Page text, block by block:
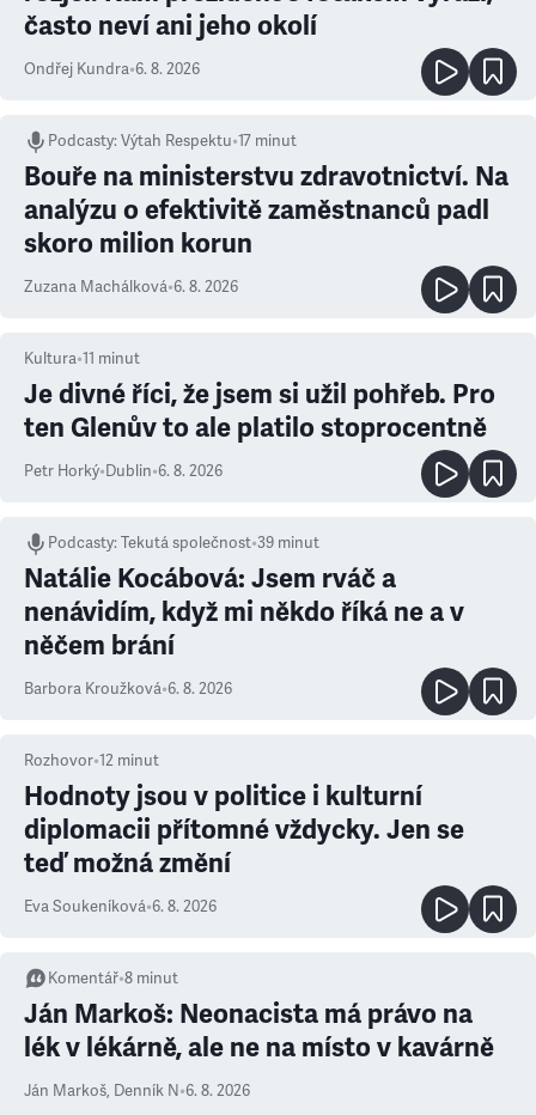
často neví ani jeho okolí
Ondřej Kundra•6. 8. 2026
Podcasty:Výtah Respektu•17 minut
Bouře na ministerstvu zdravotnictví. Na
analýzu o efektivitě zaměstnanců padl
skoro milion korun
Zuzana Machálková•6. 8. 2026
Kultura•11 minut
Je divné říci, že jsem si užil pohřeb. Pro
ten Glenův to ale platilo stoprocentně
Petr Horký•Dublin•6. 8. 2026
Podcasty:Tekutá společnost•39 minut
Natálie Kocábová: Jsem rváč a
nenávidím, když mi někdo říká ne a v
něčem brání
Barbora Kroužková•6. 8. 2026
Rozhovor•12 minut
Hodnoty jsou v politice i kulturní
diplomacii přítomné vždycky. Jen se
teď možná změní
Eva Soukeníková•6. 8. 2026
Komentář•8 minut
Ján Markoš: Neonacista má právo na
lék v lékárně, ale ne na místo v kavárně
Ján Markoš, Denník N•6. 8. 2026